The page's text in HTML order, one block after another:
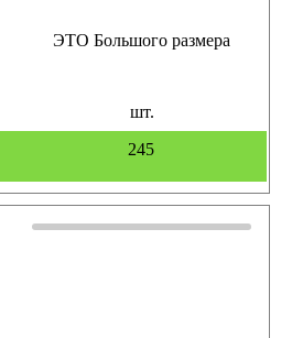
ЭТО Большого размера
шт.
245